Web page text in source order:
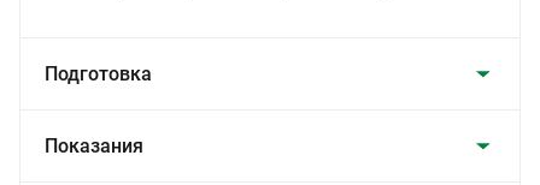
Подготовка
Показания